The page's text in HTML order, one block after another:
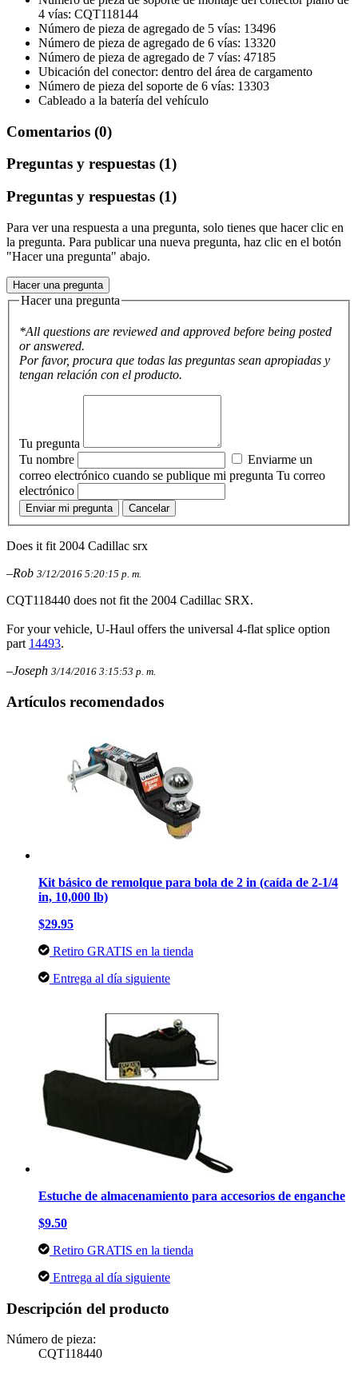
4 vías: CQT118144
Número de pieza de agregado de 5 vías: 13496
Número de pieza de agregado de 6 vías: 13320
Número de pieza de agregado de 7 vías: 47185
Ubicación del conector: dentro del área de cargamento
Número de pieza del soporte de 6 vías: 13303
Cableado a la batería del vehículo
Comentarios (0)
Preguntas y respuestas (1)
Preguntas y respuestas (1)
Para ver una respuesta a una pregunta, solo tienes que hacer clic en
la pregunta. Para publicar una nueva pregunta, haz clic en el botón
"Hacer una pregunta" abajo.
Hacer una pregunta
Hacer una pregunta
*All questions are reviewed and approved before being posted
or answered.
Por favor, procura que todas las preguntas sean apropiadas y
tengan relación con el producto.
Tu pregunta
Tu nombre
Enviarme un
correo electrónico cuando se publique mi pregunta Tu correo
electrónico
Enviar mi pregunta Cancelar
Does it fit 2004 Cadillac srx
–Rob 3/12/2016 5:20:15 p. m.
CQT118440 does not fit the 2004 Cadillac SRX.
For your vehicle, U-Haul offers the universal 4-flat splice option
part 14493.
–Joseph 3/14/2016 3:15:53 p. m.
Artículos recomendados
Kit básico de remolque para bola de 2 in (caída de 2-1/4
in, 10,000 lb)
$29.95
Retiro GRATIS en la tienda
Entrega al día siguiente
Estuche de almacenamiento para accesorios de enganche
$9.50
Retiro GRATIS en la tienda
Entrega al día siguiente
Descripción del producto
Número de pieza:
CQT118440